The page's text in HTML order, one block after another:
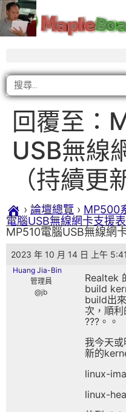
回覆至：
USB無線
（持續更
› 論壇總覽 › MP500
電腦USB無線網卡支援
MP510電腦USB無線網
2023 年 10 月 14 日 上午 5:41
Huang Jia-Bin
管理員
@jb
Realtek
build
build出
次，順
???。。
我今天
新的
linux-
linux-